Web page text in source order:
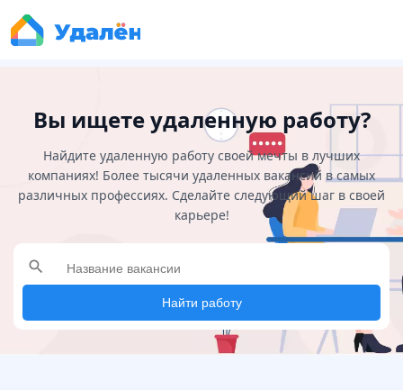
Вы ищете удаленную работу?
Найдите удаленную работу своей мечты в лучших
компаниях! Более тысячи удаленных вакансий в самых
различных профессиях. Сделайте следующий шаг в своей
карьере!
search
Найти работу